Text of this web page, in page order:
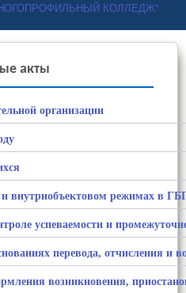
основному
акты
организации
и внутриобъектовом режимах в
успеваемости и
перевода, отчисления и
возникновения,